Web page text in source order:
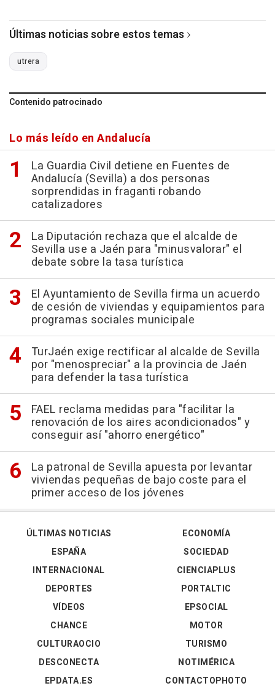
Últimas noticias sobre estos temas
utrera
Contenido patrocinado
Lo más leído en Andalucía
La Guardia Civil detiene en Fuentes de
Andalucía (Sevilla) a dos personas
sorprendidas in fraganti robando
catalizadores
La Diputación rechaza que el alcalde de
Sevilla use a Jaén para "minusvalorar" el
debate sobre la tasa turística
El Ayuntamiento de Sevilla firma un acuerdo
de cesión de viviendas y equipamientos para
programas sociales municipale
TurJaén exige rectificar al alcalde de Sevilla
por "menospreciar" a la provincia de Jaén
para defender la tasa turística
FAEL reclama medidas para "facilitar la
renovación de los aires acondicionados" y
conseguir así "ahorro energético"
La patronal de Sevilla apuesta por levantar
viviendas pequeñas de bajo coste para el
primer acceso de los jóvenes
ÚLTIMAS NOTICIAS
ESPAÑA
INTERNACIONAL
DEPORTES
VÍDEOS
ECONOMÍA
SOCIEDAD
CIENCIAPLUS
PORTALTIC
EPSOCIAL
CHANCE
CULTURAOCIO
DESCONECTA
EPDATA.ES
MOTOR
TURISMO
NOTIMÉRICA
CONTACTOPHOTO